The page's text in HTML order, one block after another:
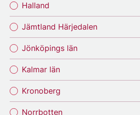
Halland
Jämtland Härjedalen
Jönköpings län
Kalmar län
Kronoberg
Norrbotten